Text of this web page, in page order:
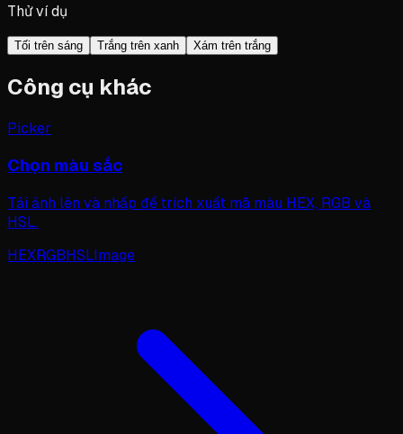
Thử ví dụ
Tối trên sáng Trắng trên xanh Xám trên trắng
Công cụ khác
Picker
Chọn màu sắc
Tải ảnh lên và nhấp để trích xuất mã màu HEX, RGB và
HSL.
HEXRGBHSLImage